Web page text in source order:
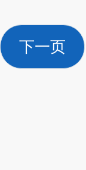
下一页